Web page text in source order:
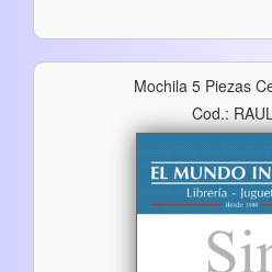
Mochila 5 Piezas
Cod.: